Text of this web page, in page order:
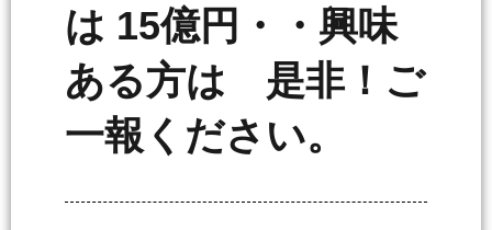
は 15億円・・興味
ある方は 是非！ご
一報ください。